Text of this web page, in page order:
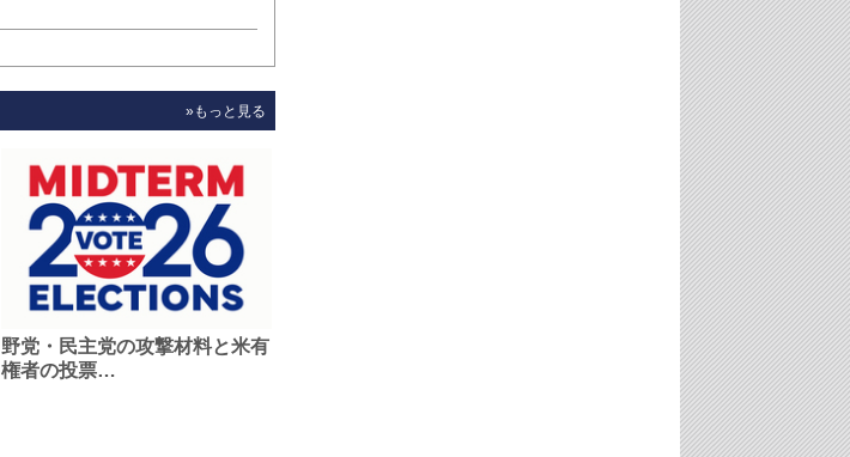
»もっと見る
野党・民主党の攻撃材料と米有
権者の投票…